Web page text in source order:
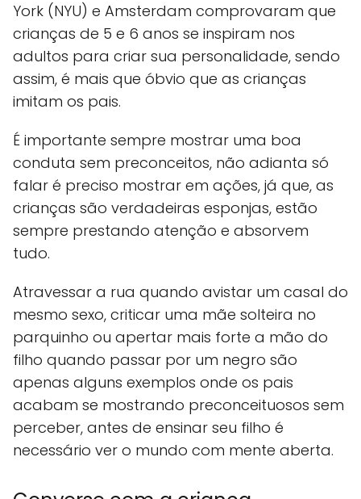
York (NYU) e Amsterdam comprovaram que
crianças de 5 e 6 anos se inspiram nos
adultos para criar sua personalidade, sendo
assim, é mais que óbvio que as crianças
imitam os pais.
É importante sempre mostrar uma boa
conduta sem preconceitos, não adianta só
falar é preciso mostrar em ações, já que, as
crianças são verdadeiras esponjas, estão
sempre prestando atenção e absorvem
tudo.
Atravessar a rua quando avistar um casal do
mesmo sexo, criticar uma mãe solteira no
parquinho ou apertar mais forte a mão do
filho quando passar por um negro são
apenas alguns exemplos onde os pais
acabam se mostrando preconceituosos sem
perceber, antes de ensinar seu filho é
necessário ver o mundo com mente aberta.